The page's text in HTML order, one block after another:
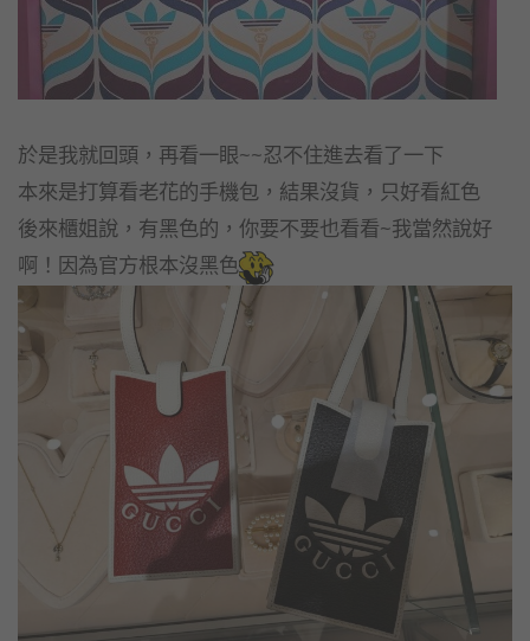
於是我就回頭，再看一眼~~忍不住進去看了一下
本來是打算看老花的手機包，結果沒貨，只好看紅色
後來櫃姐說，有黑色的，你要不要也看看~我當然說好
啊！因為官方根本沒黑色